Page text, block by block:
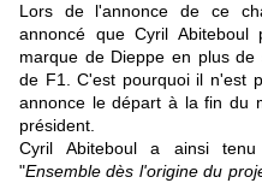
Lors de l'annonce de ce
annoncé que Cyril Abiteboul
marque de Dieppe en plus
de F1. C'est pourquoi il n'est
annonce le départ à la fin du
président.
Cyril Abiteboul a ainsi
"Ensemble dès l'origine du